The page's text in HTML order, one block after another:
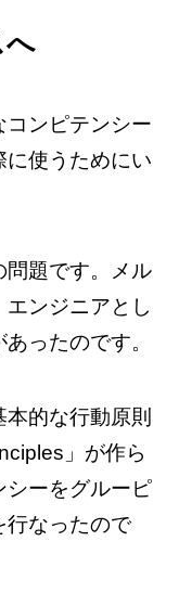
へ
コンピテンシー
に使うためにい
問題です。メル
ンジニアとし
ったのです。
的な行動原則
」が作ら
シーをグルーピ
行なったので